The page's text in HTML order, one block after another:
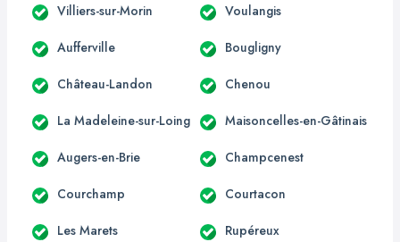
Villiers-sur-Morin Voulangis
Aufferville Bougligny
Château-Landon Chenou
La Madeleine-sur-Loing Maisoncelles-en-Gâtinais
Augers-en-Brie Champcenest
Courchamp Courtacon
Les Marets Rupéreux